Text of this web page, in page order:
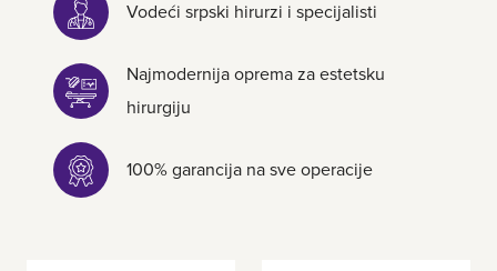
Vodeći srpski hirurzi i specijalisti
Najmodernija oprema za estetsku
hirurgiju
100% garancija na sve operacije